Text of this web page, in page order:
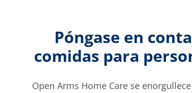
Póngase en
comidas para
Open Arms Home Care se